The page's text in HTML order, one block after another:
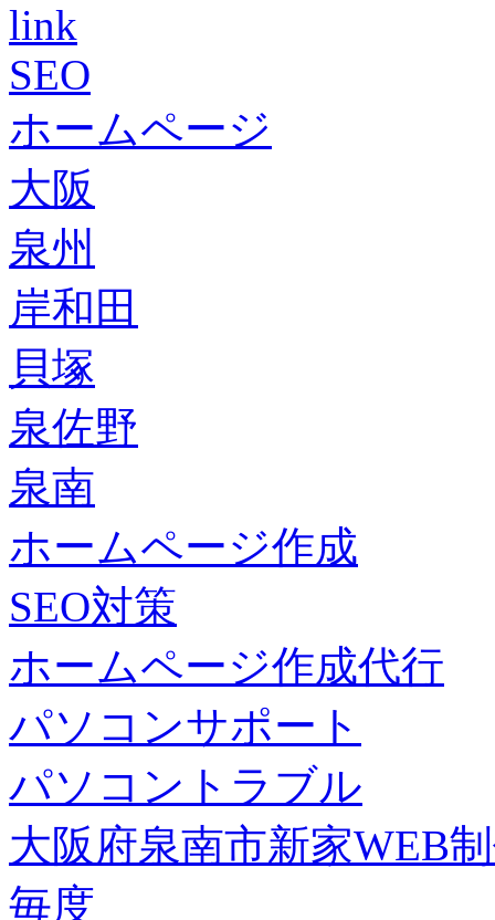
link
SEO
ホームページ
大阪
泉州
岸和田
貝塚
泉佐野
泉南
ホームページ作成
SEO対策
ホームページ作成代行
パソコンサポート
パソコントラブル
大阪府泉南市新家WEB
毎度